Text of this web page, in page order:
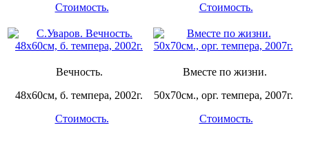
Стоимость.
Стоимость.
Вечность.
48х60см, б. темпера, 2002г.
Стоимость.
Вместе по жизни.
50х70см., орг. темпера, 2007г.
Стоимость.